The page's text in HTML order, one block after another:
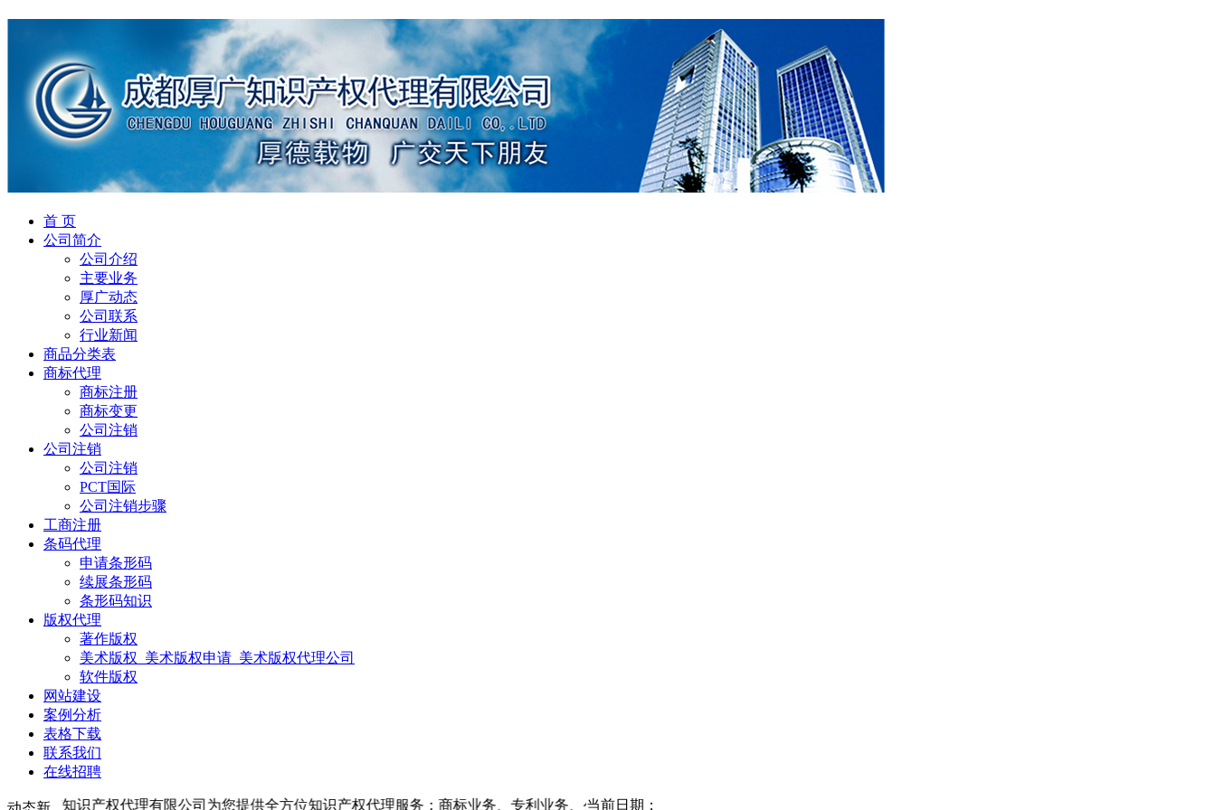
首 页
公司简介
公司介绍
主要业务
厚广动态
公司联系
行业新闻
商品分类表
商标代理
商标注册
商标变更
公司注销
公司注销
公司注销
PCT国际
公司注销步骤
工商注册
条码代理
申请条形码
续展条形码
条形码知识
版权代理
著作版权
美术版权_美术版权申请_美术版权代理公司
软件版权
网站建设
案例分析
表格下载
联系我们
在线招聘
广知识产权代理有限公司为您提供全方位知识产权代理服务：商标业务、专利业务、公司登记注册、版权登记、条形码业务等。欢迎垂询咨询热线：18008077028、13980977703、
当前日期：